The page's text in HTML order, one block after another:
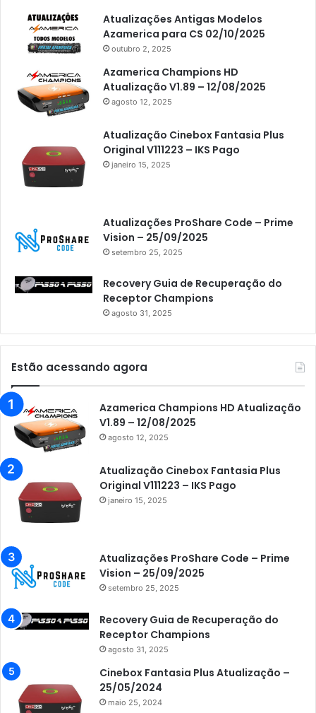
Atualizações Antigas Modelos
Azamerica para CS 02/10/2025
outubro 2, 2025
Azamerica Champions HD
Atualização V1.89 – 12/08/2025
agosto 12, 2025
Atualização Cinebox Fantasia Plus
Original V111223 – IKS Pago
janeiro 15, 2025
Atualizações ProShare Code – Prime
Vision – 25/09/2025
setembro 25, 2025
Recovery Guia de Recuperação do
Receptor Champions
agosto 31, 2025
Estão acessando agora
Azamerica Champions HD Atualização
V1.89 – 12/08/2025
agosto 12, 2025
Atualização Cinebox Fantasia Plus
Original V111223 – IKS Pago
janeiro 15, 2025
Atualizações ProShare Code – Prime
Vision – 25/09/2025
setembro 25, 2025
Recovery Guia de Recuperação do
Receptor Champions
agosto 31, 2025
Cinebox Fantasia Plus Atualização –
25/05/2024
maio 25, 2024